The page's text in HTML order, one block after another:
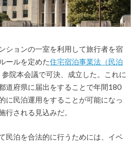
ションの一室を利用して旅行者を宿
ールを定めた住宅宿泊事業法（民泊
院本会議で可決、成立した。これに
道府県に届出をすることで年間180
に民泊運用をすることが可能になっ
行される見込みだ。
民泊を合法的に行うためには、イベ